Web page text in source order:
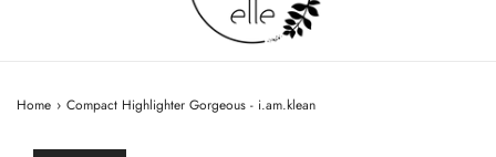
Home › Compact Highlighter Gorgeous - i.am.klean